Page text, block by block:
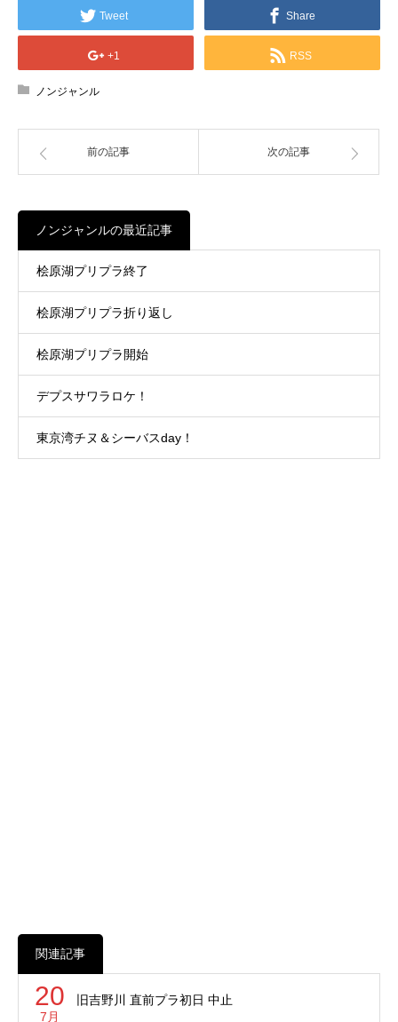
Tweet Share
+1 RSS
ノンジャンル
前の記事 次の記事
ノンジャンルの最近記事
桧原湖プリプラ終了
桧原湖プリプラ折り返し
桧原湖プリプラ開始
デプスサワラロケ！
東京湾チヌ＆シーバスday！
関連記事
20
7月
旧吉野川 直前プラ初日 中止